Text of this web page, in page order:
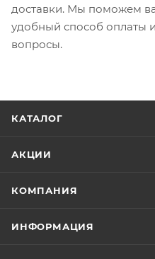
доставки. Мы поможем
удобный способ оплаты
вопросы.
КАТАЛОГ
АКЦИИ
КОМПАНИЯ
ИНФОРМАЦИЯ